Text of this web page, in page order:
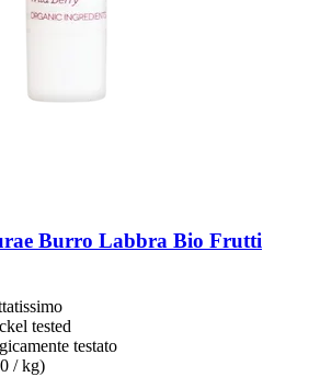
Burro Labbra Bio Frutti
tested
testato
/ kg)